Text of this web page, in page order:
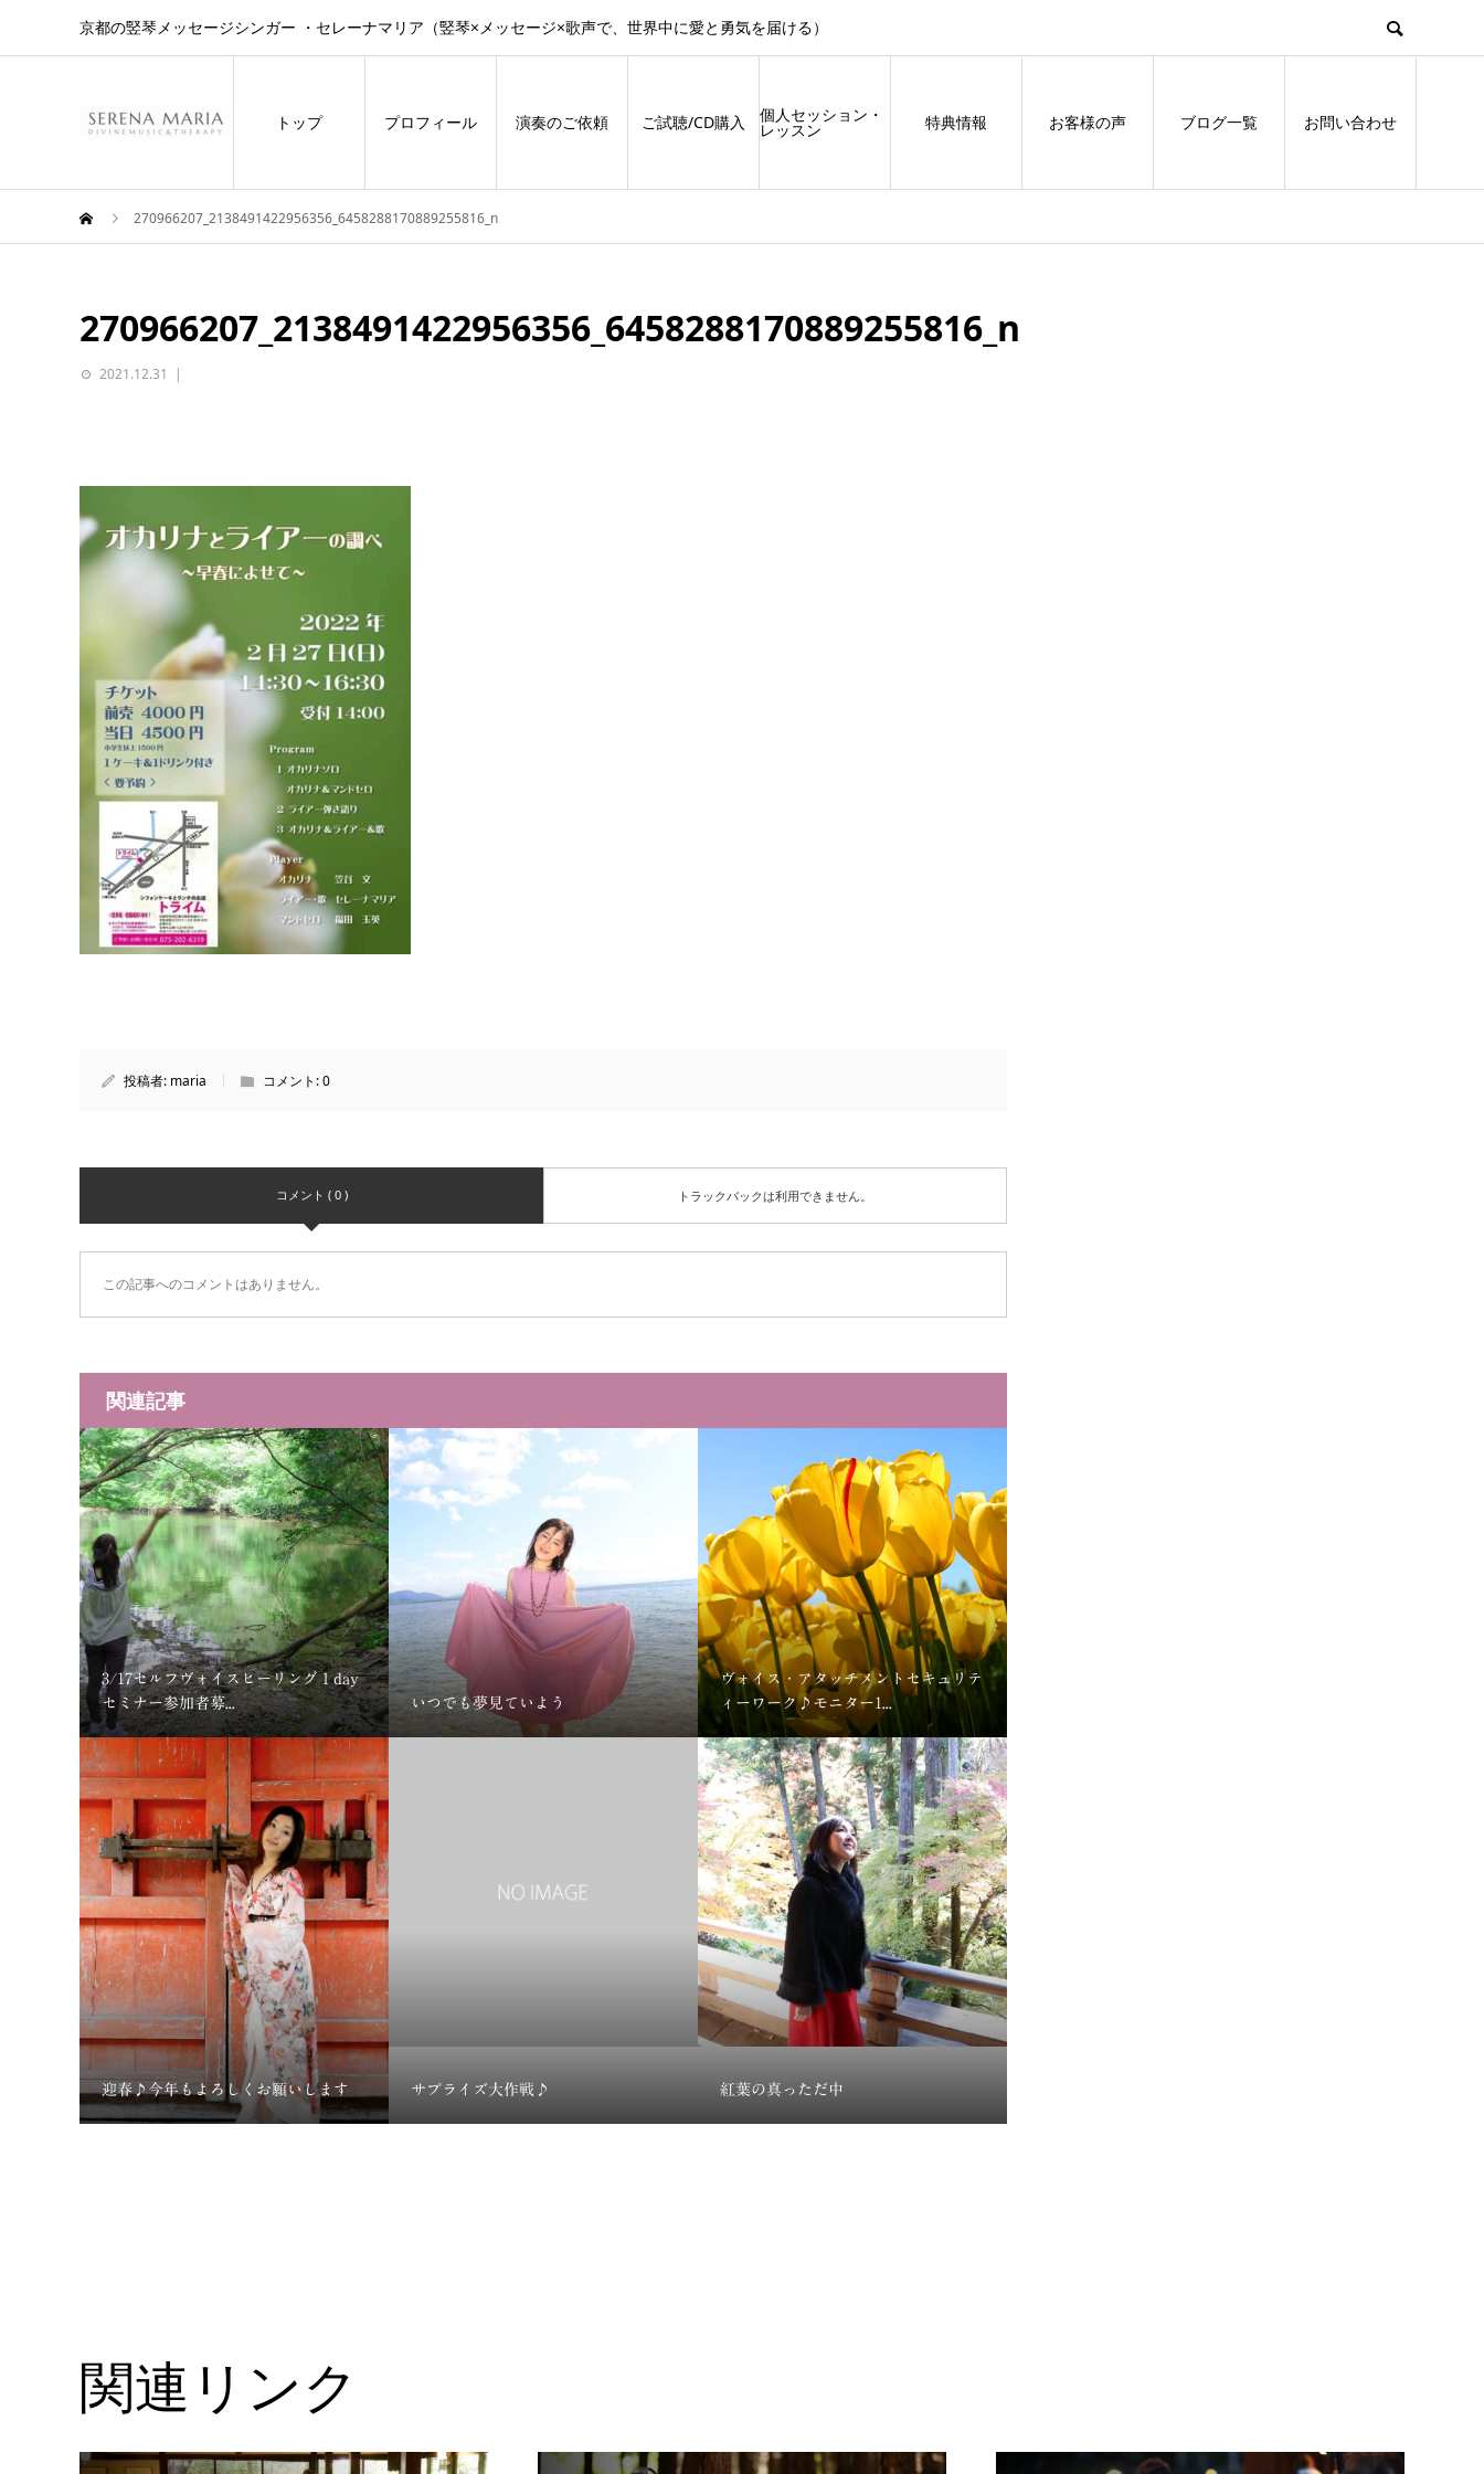
京都の竪琴メッセージシンガー ・セレーナマリア（竪琴×メッセージ×歌声で、世界中に愛と勇気を届ける）
トップ プロフィール 演奏のご依頼 ご試聴/CD購入 個人セッション・
レッスン 特典情報 お客様の声 ブログ一覧 お問い合わせ
270966207_2138491422956356_6458288170889255816_n
270966207_2138491422956356_6458288170889255816_n
2021.12.31
投稿者: maria コメント:0
コメント ( 0 ) トラックバックは利用できません。
この記事へのコメントはありません。
関連記事
3/17セルフヴォイスヒーリング１day
セミナー参加者募...
いつでも夢見ていよう
ヴォイス・アタッチメントセキュリテ
ィーワーク♪モニター1...
迎春♪今年もよろしくお願いします サプライズ大作戦♪ 紅葉の真っただ中
関連リンク